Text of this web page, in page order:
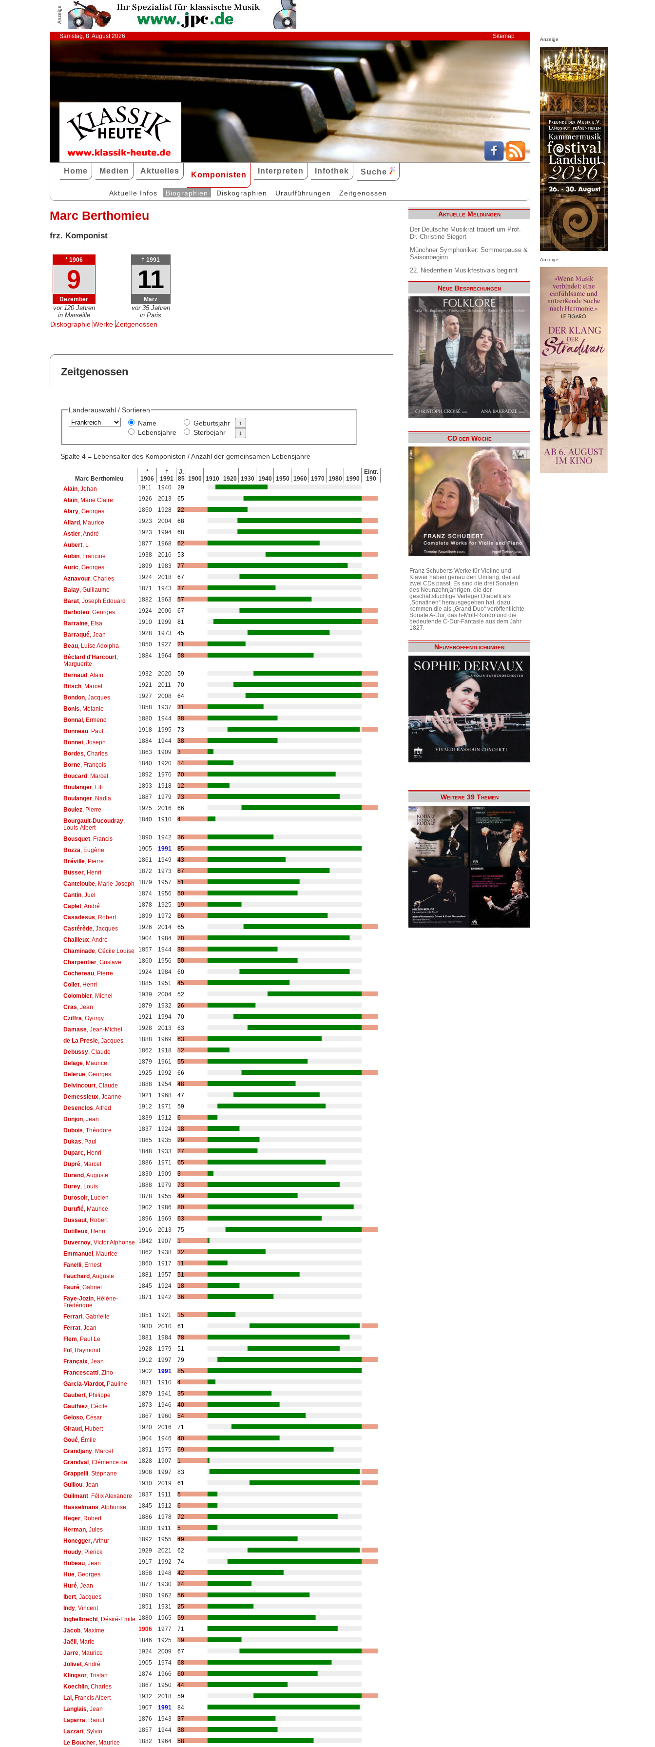
Anzeige
Samstag, 8. August 2026 Sitemap
Home Medien Aktuelles Komponisten Interpreten Infothek Suche
Aktuelle Infos Biographien Diskographien Uraufführungen Zeitgenossen
Marc Berthomieu
frz. Komponist
* 1906
9
Dezember
vor 120 Jahren
in Marseille
† 1991
11
März
vor 35 Jahren
in Paris
Diskographie Werke Zeitgenossen
Zeitgenossen
Länderauswahl / Sortieren
Name
Lebensjahre
Geburtsjahr
Sterbejahr
Spalte 4 = Lebensalter des Komponisten / Anzahl der gemeinsamen Lebensjahre
Marc Berthomieu
*
1906
†
1991
J.
85 1900 1910 1920 1930 1940 1950 1960 1970 1980 1990
Eintr.
190
Alain, Jehan 1911 1940
29
Alain, Marie Claire 1926 2013
65
Alary, Georges 1850 1928
22
Allard, Maurice 1923 2004
68
Astier, André 1923 1994
68
Aubert, L 1877 1968
62
Aubin, Francine 1938 2016
53
Auric, Georges 1899 1983
77
Aznavour, Charles 1924 2018
67
Balay, Guillaume 1871 1943
37
Barat, Joseph Edouard 1882 1963
57
Barboteu, Georges 1924 2006
67
Barraine, Elsa 1910 1999
81
Barraqué, Jean 1928 1973
45
Beau, Luise Adolpha 1850 1927
21
Béclard d'Harcourt,
Marguerite
1884 1964 58
Bernaud, Alain 1932 2020
59
Bitsch, Marcel 1921 2011
70
Bondon, Jacques 1927 2008
64
Bonis , Mélanie 1858 1937
31
Bonnal, Ermend 1880 1944
38
Bonneau, Paul 1918 1995
73
Bonnet, Joseph 1884 1944
38
Bordes , Charles 1863 1909
3
Borne, François 1840 1920
14
Boucard, Marcel 1892 1976
70
Boulanger, Lili 1893 1918
12
Boulanger, Nadia 1887 1979
73
Boulez, Pierre 1925 2016
66
Bourgault-Ducoudray,
Louis-Albert
1840 1910 4
Bousquet, Francis 1890 1942
36
Bozza , Eugène 1905 1991
85
Bréville, Pierre 1861 1949
43
Büsser, Henri 1872 1973
67
Canteloube, Marie-Joseph 1879 1957
51
Cantin, Juel 1874 1956
50
Caplet, André 1878 1925
19
Casadesus , Robert 1899 1972
66
Castérède, Jacques 1926 2014
65
Chailleux, André 1904 1984
78
Chaminade, Cécile Louise 1857 1944
38
Charpentier, Gustave 1860 1956
50
Cochereau, Pierre 1924 1984
60
Collet, Henri 1885 1951
45
Colombier, Michel 1939 2004
52
Cras , Jean 1879 1932
26
Cziffra , György 1921 1994
70
Damase, Jean-Michel 1928 2013
63
de La Presle, Jacques 1888 1969
63
Debussy, Claude 1862 1918
12
Delage, Maurice 1879 1961
55
Delerue, Georges 1925 1992
66
Delvincourt, Claude 1888 1954
48
Demessieux, Jeanne 1921 1968
47
Desenclos , Alfred 1912 1971
59
Donjon, Jean 1839 1912
6
Dubois , Théodore 1837 1924
18
Dukas , Paul 1865 1935
29
Duparc, Henri 1848 1933
27
Dupré, Marcel 1886 1971
65
Durand, Auguste 1830 1909
3
Durey, Louis 1888 1979
73
Durosoir, Lucien 1878 1955
49
Duruflé, Maurice 1902 1986
80
Dussaut, Robert 1896 1969
63
Dutilleux, Henri 1916 2013
75
Duvernoy, Victor Alphonse 1842 1907
1
Emmanuel, Maurice 1862 1938
32
Fanelli, Ernest 1860 1917
11
Fauchard, Auguste 1881 1957
51
Fauré, Gabriel 1845 1924
18
Faye-Jozin, Hélène-
Frédérique
1871 1942 36
Ferrari, Gabrielle 1851 1921
15
Ferrat, Jean 1930 2010
61
Flem , Paul Le 1881 1984
78
Fol, Raymond 1928 1979
51
Françaix, Jean 1912 1997
79
Francescatti, Zino 1902 1991
85
Garcia-Viardot, Pauline 1821 1910
4
Gaubert, Philippe 1879 1941
35
Gauthiez, Cécile 1873 1946
40
Geloso, César 1867 1960
54
Giraud, Hubert 1920 2016
71
Goué, Émile 1904 1946
40
Grandjany, Marcel 1891 1975
69
Grandval, Clémence de 1828 1907
1
Grappelli, Stéphane 1908 1997
83
Guillou, Jean 1930 2019
61
Guilmant, Félix Alexandre 1837 1911
5
Hasselmans , Alphonse 1845 1912
6
Heger, Robert 1886 1978
72
Herman, Jules 1830 1911
5
Honegger, Arthur 1892 1955
49
Houdy, Pierick 1929 2021
62
Hubeau, Jean 1917 1992
74
Hüe, Georges 1858 1948
42
Huré, Jean 1877 1930
24
Ibert, Jacques 1890 1962
56
Indy, Vincent 1851 1931
25
Inghelbrecht, Désiré-Emile 1880 1965
59
Jacob, Maxime 1906 1977
71
Jaëll, Marie 1846 1925
19
Jarre, Maurice 1924 2009
67
Jolivet, André 1905 1974
68
Klingsor, Tristan 1874 1966
60
Koechlin, Charles 1867 1950
44
Lai, Francis Albert 1932 2018
59
Langlais , Jean 1907 1991
84
Laparra , Raoul 1876 1943
37
Lazzari, Sylvio 1857 1944
38
Le Boucher, Maurice 1882 1964 58
Aktuelle Meldungen
Der Deutsche Musikrat trauert um Prof.
Dr. Christine Siegert
Münchner Symphoniker: Sommerpause &
Saisonbeginn
22. Niederrhein Musikfestivals beginnt
Neue Besprechungen
CD der Woche
Franz Schuberts Werke für Violine und
Klavier haben genau den Umfang, der auf
zwei CDs passt. Es sind die drei Sonaten
des Neunzehnjährigen, die der
geschäftstüchtige Verleger Diabelli als
„Sonatinen“ herausgegeben hat, dazu
kommen die als „Grand Duo“ veröffentlichte
Sonate A-Dur, das h-Moll-Rondo und die
bedeutende C-Dur-Fantasie aus dem Jahr
1827.
Neuveröffentlichungen
Weitere 39 Themen
Anzeige
Anzeige